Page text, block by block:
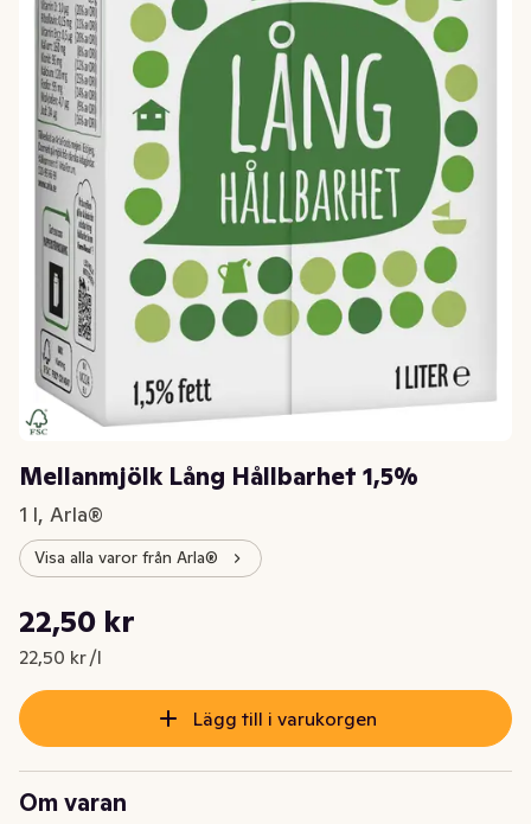
Mellanmjölk Lång Hållbarhet 1,5%
1 l, Arla®
Visa alla varor från Arla®
Nuvarande pris är: 22,50 kr
22,50 kr
22,50 kr /l
Styckpris: 22,50 kr /l
Lägg till i varukorgen
Om varan